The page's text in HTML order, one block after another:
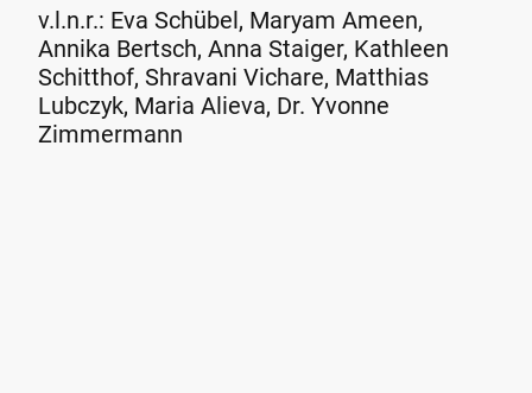
v.l.n.r.: Eva Schübel, Maryam Ameen,
Annika Bertsch, Anna Staiger, Kathleen
Schitthof, Shravani Vichare, Matthias
Lubczyk, Maria Alieva, Dr. Yvonne
Zimmermann